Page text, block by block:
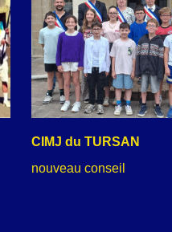
CIMJ du TURSAN
nouveau conseil